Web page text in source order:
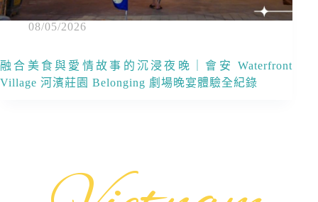
08/05/2026
融合美食與愛情故事的沉浸夜晚｜會安 Waterfront
Village 河濱莊園 Belonging 劇場晚宴體驗全紀錄